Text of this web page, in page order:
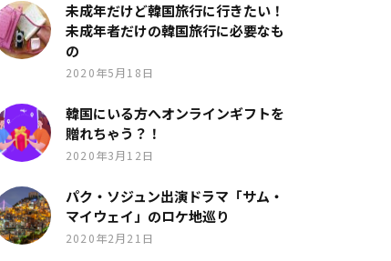
未成年だけど韓国旅行に行きたい！
未成年者だけの韓国旅行に必要なも
の
2020年5月18日
韓国にいる方へオンラインギフトを
贈れちゃう？！
2020年3月12日
パク・ソジュン出演ドラマ「サム・
マイウェイ」のロケ地巡り
2020年2月21日